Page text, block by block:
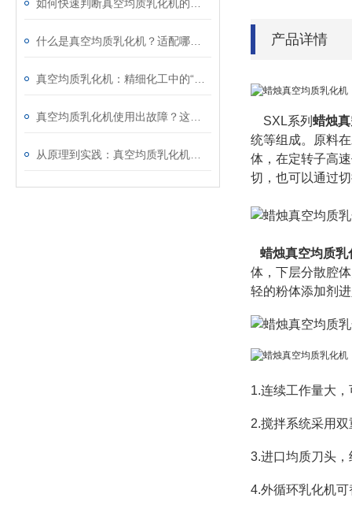
产品详情
SXL系列 蜡烛
统等组成。原料
体，在定转子高
切，也可以通过
蜡烛真空均质乳
体，下层分散腔
轻的粉体添加剂
1.连续工作量大，
2.搅拌系统采用
3.进口均质刀头
4.外循环乳化机